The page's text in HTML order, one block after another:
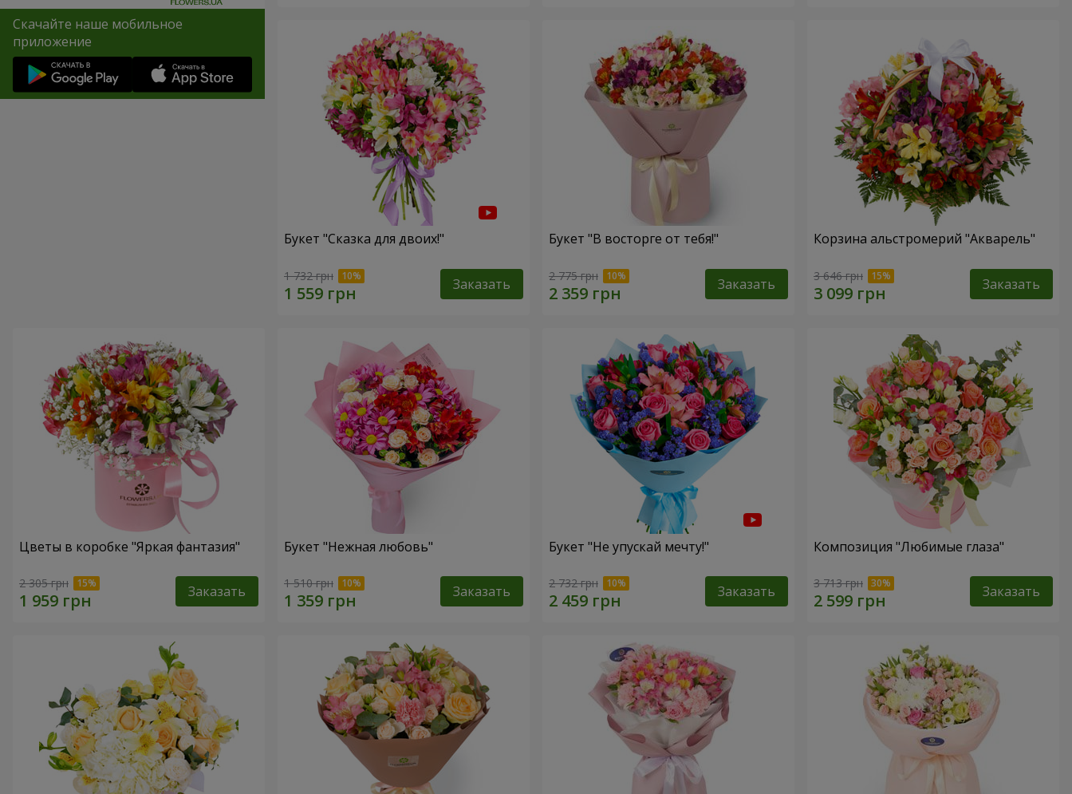
Скачайте наше мобильное
приложение
Букет "Сказка для двоих!"
1 732 грн Заказать
Букет "В восторге от тебя!"
2 775 грн Заказать
Корзина альстромерий "Акварель"
3 646 грн Заказать
Цветы в коробке "Яркая фантазия"
2 305 грн Заказать
Букет "Нежная любовь"
1 510 грн Заказать
Букет "Не упускай мечту!"
2 732 грн Заказать
Композиция "Любимые глаза"
3 713 грн Заказать